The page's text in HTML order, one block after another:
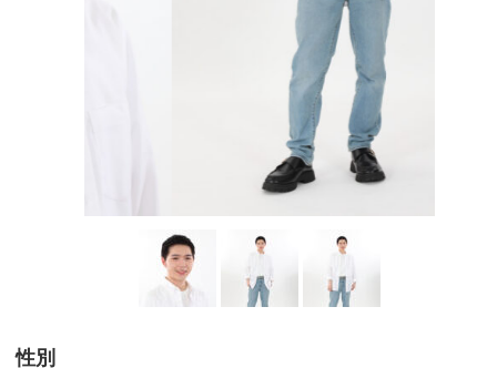
キャスティング
性別